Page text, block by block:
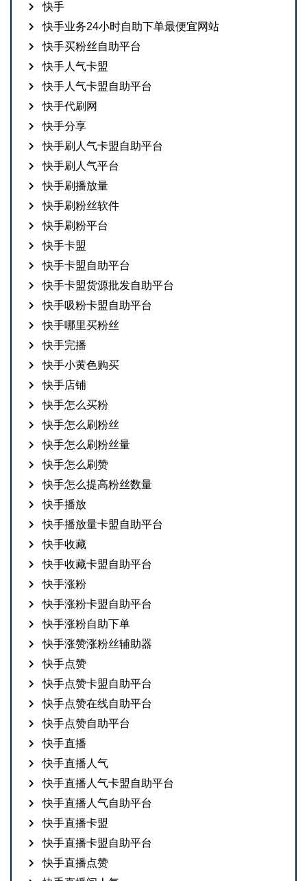
快手
快手业务24小时自助下单最便宜网站
快手买粉丝自助平台
快手人气卡盟
快手人气卡盟自助平台
快手代刷网
快手分享
快手刷人气卡盟自助平台
快手刷人气平台
快手刷播放量
快手刷粉丝软件
快手刷粉平台
快手卡盟
快手卡盟自助平台
快手卡盟货源批发自助平台
快手吸粉卡盟自助平台
快手哪里买粉丝
快手完播
快手小黄色购买
快手店铺
快手怎么买粉
快手怎么刷粉丝
快手怎么刷粉丝量
快手怎么刷赞
快手怎么提高粉丝数量
快手播放
快手播放量卡盟自助平台
快手收藏
快手收藏卡盟自助平台
快手涨粉
快手涨粉卡盟自助平台
快手涨粉自助下单
快手涨赞涨粉丝辅助器
快手点赞
快手点赞卡盟自助平台
快手点赞在线自助平台
快手点赞自助平台
快手直播
快手直播人气
快手直播人气卡盟自助平台
快手直播人气自助平台
快手直播卡盟
快手直播卡盟自助平台
快手直播点赞